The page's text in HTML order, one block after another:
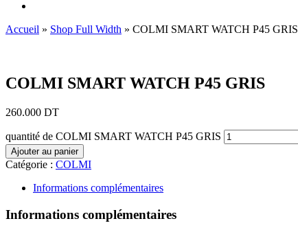
Accueil » Shop Full Width » COLMI SMART WATCH P45 GRIS
COLMI SMART WATCH P45 GRIS
260.000 DT
quantité de COLMI SMART WATCH P45 GRIS
Ajouter au panier
Catégorie : COLMI
Informations complémentaires
Informations complémentaires